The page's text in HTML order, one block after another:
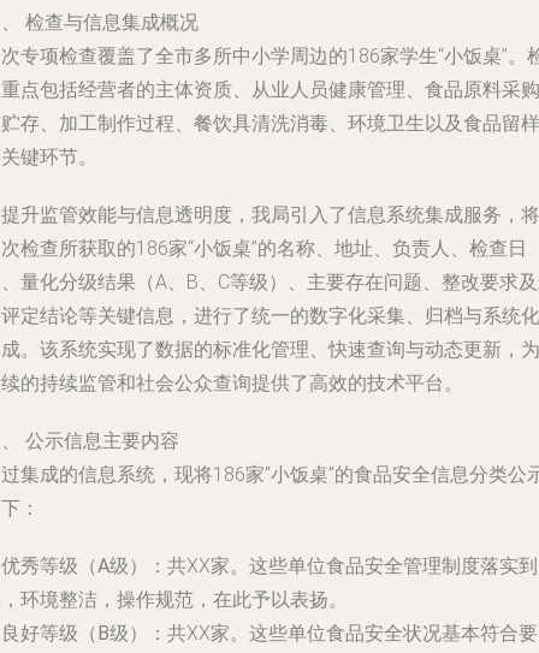
检查与信息集成概况
专项检查覆盖了全市多所中小学周边的186家学生“小饭桌”。
点包括经营者的主体资质、从业人员健康管理、食品原料采购
存、加工制作过程、餐饮具清洗消毒、环境卫生以及食品留样
键环节。
升监管效能与信息透明度，我局引入了信息系统集成服务 ，将
检查所获取的186家“小饭桌”的名称、地址、负责人、检查日
量化分级结果（A、B、C等级）、主要存在问题、整改要求
定结论等关键信息，进行了统一的数字化采集、归档与系统化
。该系统实现了数据的标准化管理、快速查询与动态更新，为
的持续监管和社会公众查询提供了高效的技术平台。
公示信息主要内容
集成的信息系统，现将186家“小饭桌”的食品安全信息分类公
：
优秀等级（A级）
：共XX家。这些单位食品安全管理制度落实到
环境整洁，操作规范，在此予以表扬。
良好等级（B级）
：共XX家。这些单位食品安全状况基本符合要